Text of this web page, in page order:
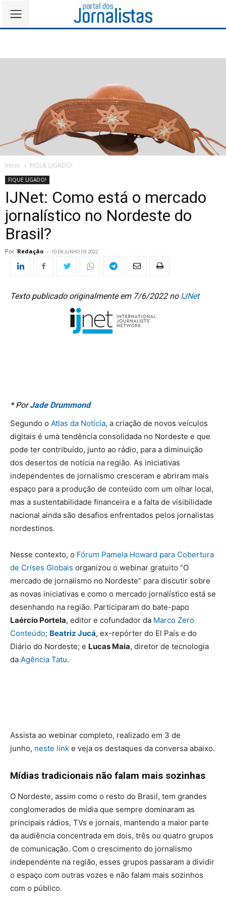
Início FIQUE LIGADO!
FIQUE LIGADO!
IJNet: Como está o mercado
jornalístico no Nordeste do
Brasil?
Por Redação - 10 DE JUNHO DE 2022
Texto publicado originalmente em 7/6/2022 no IJNet
* PorJade Drummond
Segundo o Atlas da Notícia, a criação de novos veículos
digitais é uma tendência consolidada no Nordeste e que
pode ter contribuído, junto ao rádio, para a diminuição
dos desertos de notícia na região. As iniciativas
independentes de jornalismo cresceram e abriram mais
espaço para a produção de conteúdo com um olhar local,
mas a sustentabilidade financeira e a falta de visibilidade
nacional ainda são desafios enfrentados pelos jornalistas
nordestinos.
Nesse contexto, o Fórum Pamela Howard para Cobertura
de Crises Globais organizou o webinar gratuito “O
mercado de jornalismo no Nordeste” para discutir sobre
as novas iniciativas e como o mercado jornalístico está se
desenhando na região. Participaram do bate-papo
Laércio Portela, editor e cofundador da Marco Zero
Conteúdo; Beatriz Jucá, ex-repórter do El País e do
Diário do Nordeste; e Lucas Maia, diretor de tecnologia
da Agência Tatu.
Assista ao webinar completo, realizado em 3 de
junho, neste link e veja os destaques da conversa abaixo.
Mídias tradicionais não falam mais sozinhas
O Nordeste, assim como o resto do Brasil, tem grandes
conglomerados de mídia que sempre dominaram as
principais rádios, TVs e jornais, mantendo a maior parte
da audiência concentrada em dois, três ou quatro grupos
de comunicação. Com o crescimento do jornalismo
independente na região, esses grupos passaram a dividir
o espaço com outras vozes e não falam mais sozinhos
com o público.